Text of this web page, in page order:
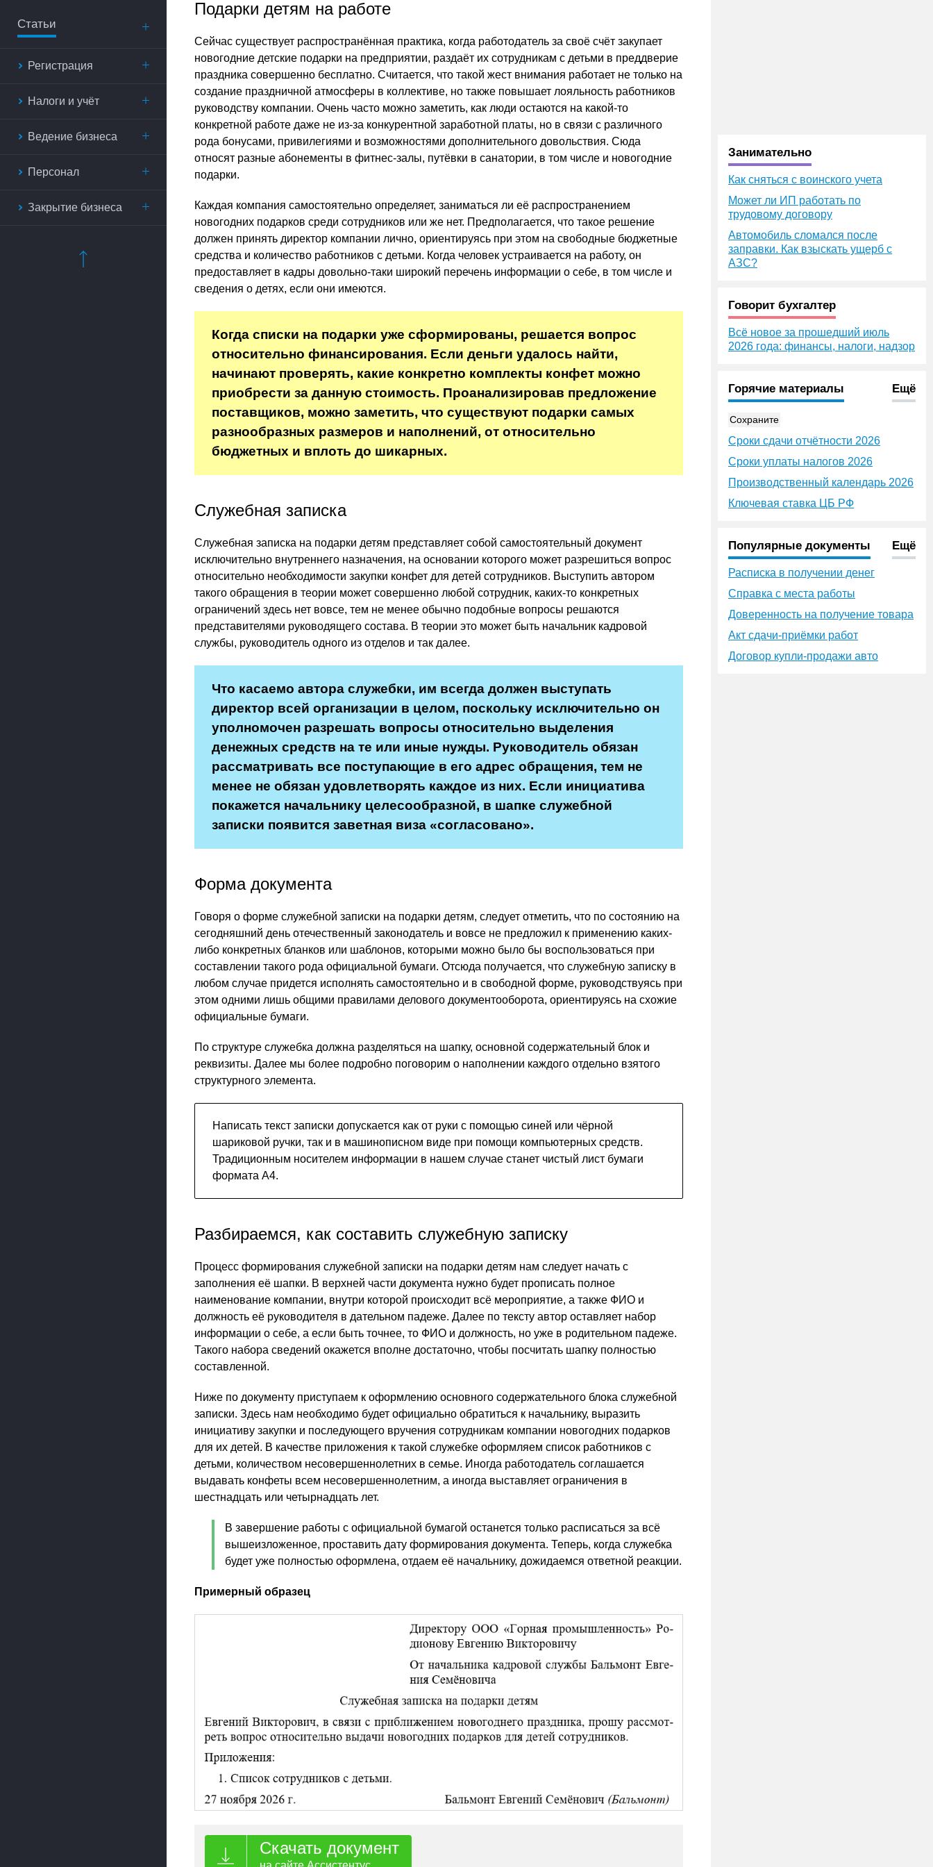
Статьи
Регистрация
Налоги и учёт
Ведение бизнеса
Персонал
Закрытие бизнеса
Подарки детям на работе
Сейчас существует распространённая практика, когда работодатель за своё счёт закупает
новогодние детские подарки на предприятии, раздаёт их сотрудникам с детьми в преддверие
праздника совершенно бесплатно. Считается, что такой жест внимания работает не только на
создание праздничной атмосферы в коллективе, но также повышает лояльность работников
руководству компании. Очень часто можно заметить, как люди остаются на какой-то
конкретной работе даже не из-за конкурентной заработной платы, но в связи с различного
рода бонусами, привилегиями и возможностями дополнительного довольствия. Сюда
относят разные абонементы в фитнес-залы, путёвки в санатории, в том числе и новогодние
подарки.
Каждая компания самостоятельно определяет, заниматься ли её распространением
новогодних подарков среди сотрудников или же нет. Предполагается, что такое решение
должен принять директор компании лично, ориентируясь при этом на свободные бюджетные
средства и количество работников с детьми. Когда человек устраивается на работу, он
предоставляет в кадры довольно-таки широкий перечень информации о себе, в том числе и
сведения о детях, если они имеются.
Когда списки на подарки уже сформированы, решается вопрос
относительно финансирования. Если деньги удалось найти,
начинают проверять, какие конкретно комплекты конфет можно
приобрести за данную стоимость. Проанализировав предложение
поставщиков, можно заметить, что существуют подарки самых
разнообразных размеров и наполнений, от относительно
бюджетных и вплоть до шикарных.
Служебная записка
Служебная записка на подарки детям представляет собой самостоятельный документ
исключительно внутреннего назначения, на основании которого может разрешиться вопрос
относительно необходимости закупки конфет для детей сотрудников. Выступить автором
такого обращения в теории может совершенно любой сотрудник, каких-то конкретных
ограничений здесь нет вовсе, тем не менее обычно подобные вопросы решаются
представителями руководящего состава. В теории это может быть начальник кадровой
службы, руководитель одного из отделов и так далее.
Что касаемо автора служебки, им всегда должен выступать
директор всей организации в целом, поскольку исключительно он
уполномочен разрешать вопросы относительно выделения
денежных средств на те или иные нужды. Руководитель обязан
рассматривать все поступающие в его адрес обращения, тем не
менее не обязан удовлетворять каждое из них. Если инициатива
покажется начальнику целесообразной, в шапке служебной
записки появится заветная виза «согласовано».
Форма документа
Говоря о форме служебной записки на подарки детям, следует отметить, что по состоянию на
сегодняшний день отечественный законодатель и вовсе не предложил к применению каких-
либо конкретных бланков или шаблонов, которыми можно было бы воспользоваться при
составлении такого рода официальной бумаги. Отсюда получается, что служебную записку в
любом случае придется исполнять самостоятельно и в свободной форме, руководствуясь при
этом одними лишь общими правилами делового документооборота, ориентируясь на схожие
официальные бумаги.
По структуре служебка должна разделяться на шапку, основной содержательный блок и
реквизиты. Далее мы более подробно поговорим о наполнении каждого отдельно взятого
структурного элемента.
Написать текст записки допускается как от руки с помощью синей или чёрной
шариковой ручки, так и в машинописном виде при помощи компьютерных средств.
Традиционным носителем информации в нашем случае станет чистый лист бумаги
формата А4.
Разбираемся, как составить служебную записку
Процесс формирования служебной записки на подарки детям нам следует начать с
заполнения её шапки. В верхней части документа нужно будет прописать полное
наименование компании, внутри которой происходит всё мероприятие, а также ФИО и
должность её руководителя в дательном падеже. Далее по тексту автор оставляет набор
информации о себе, а если быть точнее, то ФИО и должность, но уже в родительном падеже.
Такого набора сведений окажется вполне достаточно, чтобы посчитать шапку полностью
составленной.
Ниже по документу приступаем к оформлению основного содержательного блока служебной
записки. Здесь нам необходимо будет официально обратиться к начальнику, выразить
инициативу закупки и последующего вручения сотрудникам компании новогодних подарков
для их детей. В качестве приложения к такой служебке оформляем список работников с
детьми, количеством несовершеннолетних в семье. Иногда работодатель соглашается
выдавать конфеты всем несовершеннолетним, а иногда выставляет ограничения в
шестнадцать или четырнадцать лет.
В завершение работы с официальной бумагой останется только расписаться за всё
вышеизложенное, проставить дату формирования документа. Теперь, когда служебка
будет уже полностью оформлена, отдаем её начальнику, дожидаемся ответной реакции.
Примерный образец
Скачать документ
Занимательно
Как сняться с воинского учета
Может ли ИП работать по
трудовому договору
Автомобиль сломался после
заправки. Как взыскать ущерб с
АЗС?
Говорит бухгалтер
Всё новое за прошедший июль
2026 года: финансы, налоги, надзор
Горячие материалы Ещё
Сохраните
Сроки сдачи отчётности 2026
Сроки уплаты налогов 2026
Производственный календарь 2026
Ключевая ставка ЦБ РФ
Популярные документы Ещё
Расписка в получении денег
Справка с места работы
Доверенность на получение товара
Акт сдачи-приёмки работ
Договор купли-продажи авто